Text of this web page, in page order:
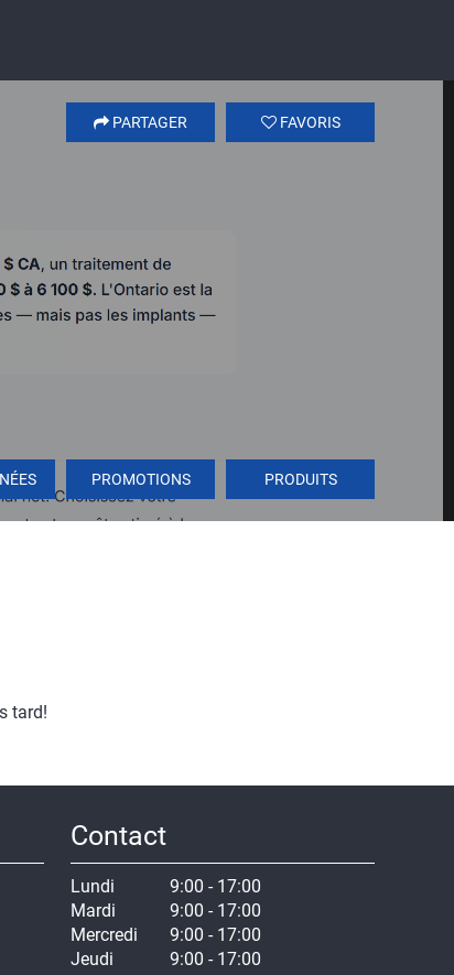
FAVORIS
PARTAGER
PRODUITS
PROMOTIONS
tard!
Contact
Lundi
9:00 - 17:00
Mardi
9:00 - 17:00
Mercredi
9:00 - 17:00
Jeudi
9:00 - 17:00